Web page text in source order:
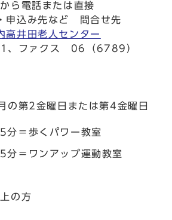
ら電話または直接
申込み先など 問合せ先
高井田老人センター
、ファクス 06（6789）
の第2金曜日または第4金曜日
＝歩くパワー教室
＝ワンアップ運動教室
の方